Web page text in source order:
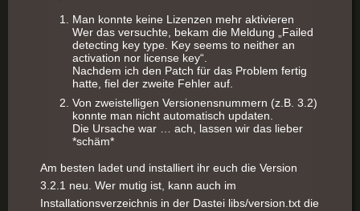
Man konnte keine Lizenzen mehr aktivieren
Wer das versuchte, bekam die Meldung „Failed
detecting key type. Key seems to neither an
activation nor license key“.
Nachdem ich den Patch für das Problem fertig
hatte, fiel der zweite Fehler auf.
Von zweistelligen Versionensnummern (z.B. 3.2)
konnte man nicht automatisch updaten.
Die Ursache war … ach, lassen wir das lieber
*schäm*
Am besten ladet und installiert ihr euch die Version
3.2.1 neu. Wer mutig ist, kann auch im
Installationsverzeichnis in der Dastei libs/version.txt die